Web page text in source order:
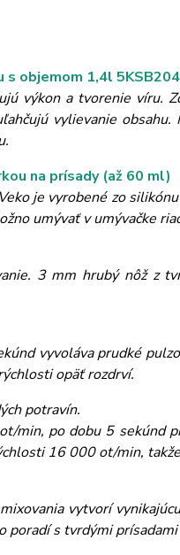
s objemom 1,4l
výkon a tvorenie víru.
vylievanie
na prísady (až 60 ml)
je vyrobené zo
umývať v umývačke
3 mm hrubý nôž z
vyvoláva prudké
opäť rozdrví.
potravín.
min, po dobu 5 sekúnd
16 000 ot/min,
vytvorí
s tvrdými